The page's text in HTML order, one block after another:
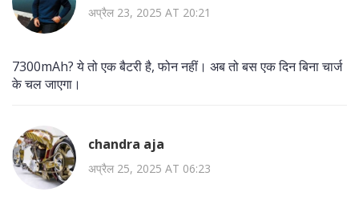
अप्रैल 23, 2025 AT 20:21
7300mAh? ये तो एक बैटरी है, फोन नहीं। अब तो बस एक दिन बिना चार्ज
के चल जाएगा।
chandra aja
अप्रैल 25, 2025 AT 06:23